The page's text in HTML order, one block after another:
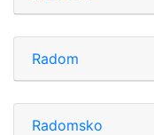
Radom
Radomsko